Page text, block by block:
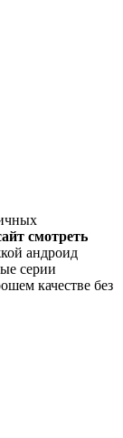
смотреть
андроид
серии
качестве без